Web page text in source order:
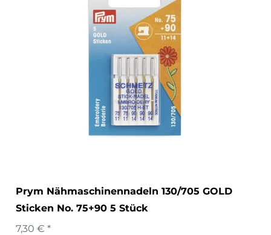
Prym Nähmaschinennadeln 130/705 GOLD
Sticken No. 75+90 5 Stück
7,30 € *